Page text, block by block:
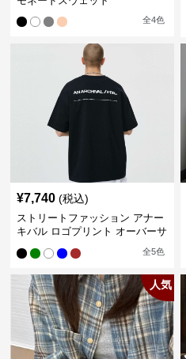
全4色
¥7,740 (税込)
ストリートファッション アナー
キバル ロゴプリント オーバーサ
全5色
人気